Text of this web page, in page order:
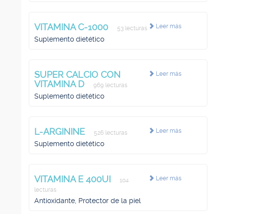
Leer más
VITAMINA C-1000 53 lecturas
Suplemento dietético
Leer más
SUPER CALCIO CON
VITAMINA D
969 lecturas
Suplemento dietético
Leer más
L-ARGININE 526 lecturas
Suplemento dietético
Leer más
VITAMINA E 400UI
104
lecturas
Antioxidante, Protector de la piel